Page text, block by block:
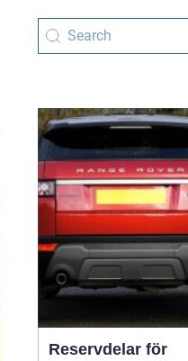
Reservdelar för